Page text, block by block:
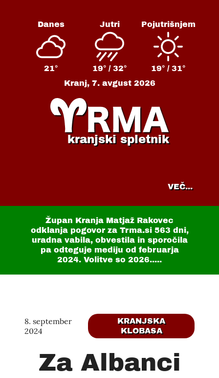
Danes
21°
Jutri
19° / 32°
Pojutrišnjem
19° / 31°
Kranj, 7. avgust 2026
kranjski spletnik
VEČ...
Župan Kranja Matjaž Rakovec
odklanja pogovor za Trma.si 563 dni,
uradna vabila, obvestila in sporočila
pa odteguje mediju od februarja
2024. Volitve so 2026.....
8. september
2024
KRANJSKA
KLOBASA
Za Albanci